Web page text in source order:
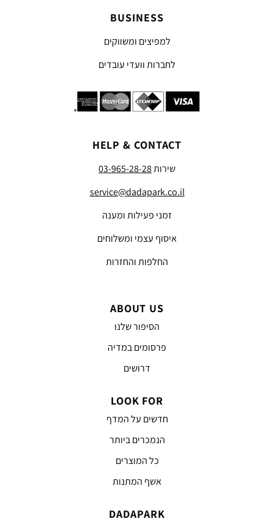
BUSINESS
למפיצים ומשווקים
לחברות וועדי עובדים
HELP & CONTACT
שירות03-965-28-28
service@dadapark.co.il
זמני פעילות ומענה
איסוף עצמי ומשלוחים
החלפות והחזרות
ABOUT US
הסיפור שלנו
פרסומים במדיה
דרושים
LOOK FOR
חדשים על המדף
הנמכרים ביותר
כל המוצרים
אשף המתנות
DADAPARK